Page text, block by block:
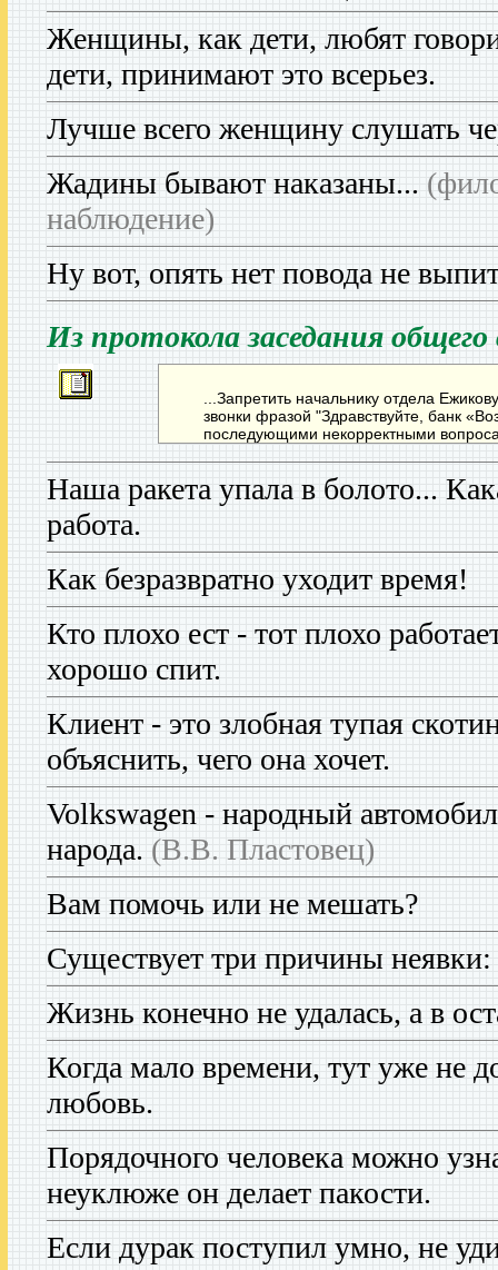
Женщины, как дети, любят
дети, принимают это всерьез.
Лучше всего женщину слушать
Жадины бывают наказаны...
наблюдение)
Ну вот, опять нет повода не
Из протокола заседания
...Запретить начальнику отдела
звонки фразой "Здравствуйте, банк
последующими некорректными
Наша ракета упала в болото...
работа.
Как безразвратно уходит время!
Кто плохо ест - тот плохо
хорошо спит.
Клиент - это злобная тупая
объяснить, чего она хочет.
Volkswagen - народный
народа. (В.В. Пластовец)
Вам помочь или не мешать?
Существует три причины неявки:
Жизнь конечно не удалась, а в
Когда мало времени, тут уже не
любовь.
Порядочного человека можно
неуклюже он делает пакости.
Если дурак поступил умно, не